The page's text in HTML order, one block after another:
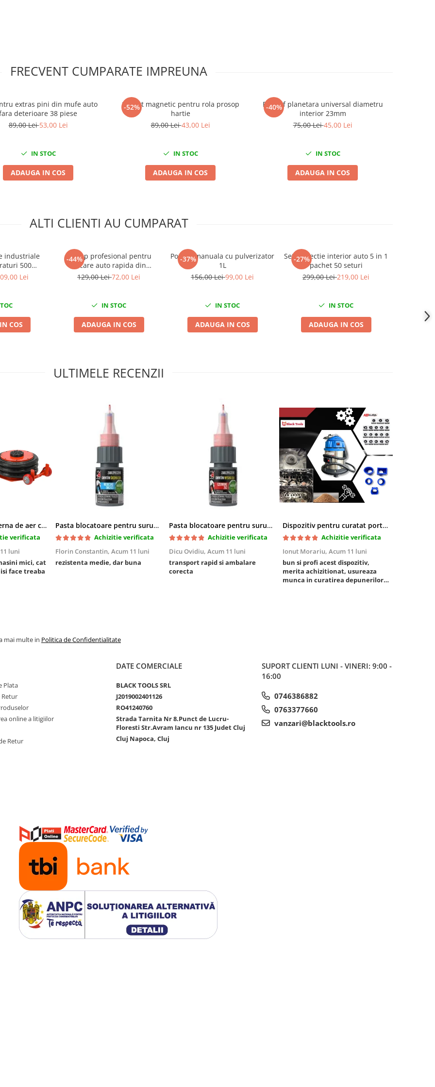
FRECVENT CUMPARATE IMPREUNA
extras pini din mufe auto
deterioare 38 piese
89,00 Lei53,00 Lei
IN STOC
ADAUGA IN COS
-52%
Suport magnetic pentru rola prosop
hartie
89,00 Lei43,00 Lei
IN STOC
ADAUGA IN COS
-40%
Burduf planetara universal diametru
interior 23mm
75,00 Lei45,00 Lei
IN STOC
ADAUGA IN COS
ALTI CLIENTI AU CUMPARAT
industriale
500
Mega
Lei
COS
-44%
Prosop profesional pentru
uscare auto rapida din
microfibra 50x70 cm
129,00 Lei72,00 Lei
IN STOC
ADAUGA IN COS
-37%
Pompa manuala cu pulverizator
1L
156,00 Lei99,00 Lei
IN STOC
ADAUGA IN COS
-27%
Set protectie interior auto 5 in 1
pachet 50 seturi
299,00 Lei219,00 Lei
IN STOC
ADAUGA IN COS
ULTIMELE RECENZII
Cric pneumatic perna de aer cu inaltator 6T
verificata
luni
mici, cat
face treaba
Pasta blocatoare pentru suruburi,rezistenta medie
Achizitie verificata
Florin Constantin, Acum 11 luni
rezistenta medie, dar buna
Pasta blocatoare pentru suruburi,rezistenta inalta
Achizitie verificata
Dicu Ovidiu, Acum 11 luni
transport rapid si ambalare
corecta
Dispozitiv pentru curatat porturi admisie si evacuare fara demontare cu coji de nuca si accesorii incluse
Achizitie verificata
Ionut Morariu, Acum 11 luni
bun si profi acest dispozitiv,
merita achizitionat, usureaza
munca in curatirea depunerilor
mai multe in Politica de Confidentialitate
Plata
Retur
online a litigiilor
Retur
DATE COMERCIALE
BLACK TOOLS SRL
J2019002401126
RO41240760
Strada Tarnita Nr 8.Punct de Lucru-
Floresti Str.Avram Iancu nr 135 Judet Cluj
Cluj Napoca, Cluj
SUPORT CLIENTI LUNI - VINERI: 9:00 -
16:00
0746386882
0763377660
vanzari@blacktools.ro